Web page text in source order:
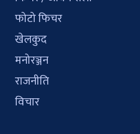
फोटो फिचर
खेलकुद
मनोरञ्जन
राजनीति
विचार